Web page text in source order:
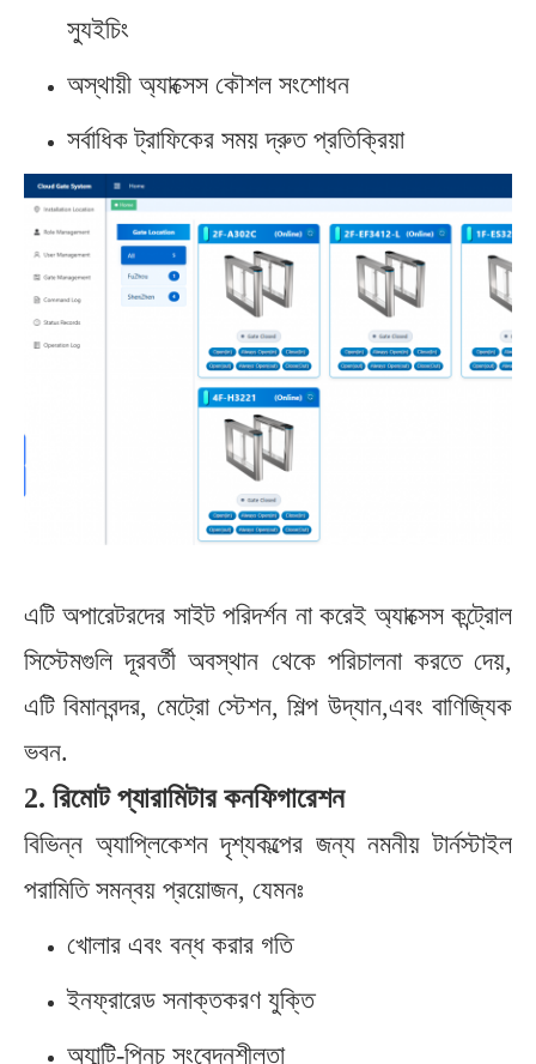
স্যুইচিং
অস্থায়ী অ্যাক্সেস কৌশল সংশোধন
সর্বাধিক ট্রাফিকের সময় দ্রুত প্রতিক্রিয়া
এটি অপারেটরদের সাইট পরিদর্শন না করেই অ্যাক্সেস কন্ট্রোল
সিস্টেমগুলি দূরবর্তী অবস্থান থেকে পরিচালনা করতে দেয়,
এটি বিমানবন্দর, মেট্রো স্টেশন, শিল্প উদ্যান,এবং বাণিজ্যিক
ভবন.
2. রিমোট প্যারামিটার কনফিগারেশন
বিভিন্ন অ্যাপ্লিকেশন দৃশ্যকল্পের জন্য নমনীয় টার্নস্টাইল
পরামিতি সমন্বয় প্রয়োজন, যেমনঃ
খোলার এবং বন্ধ করার গতি
ইনফ্রারেড সনাক্তকরণ যুক্তি
অ্যান্টি-পিনচ সংবেদনশীলতা